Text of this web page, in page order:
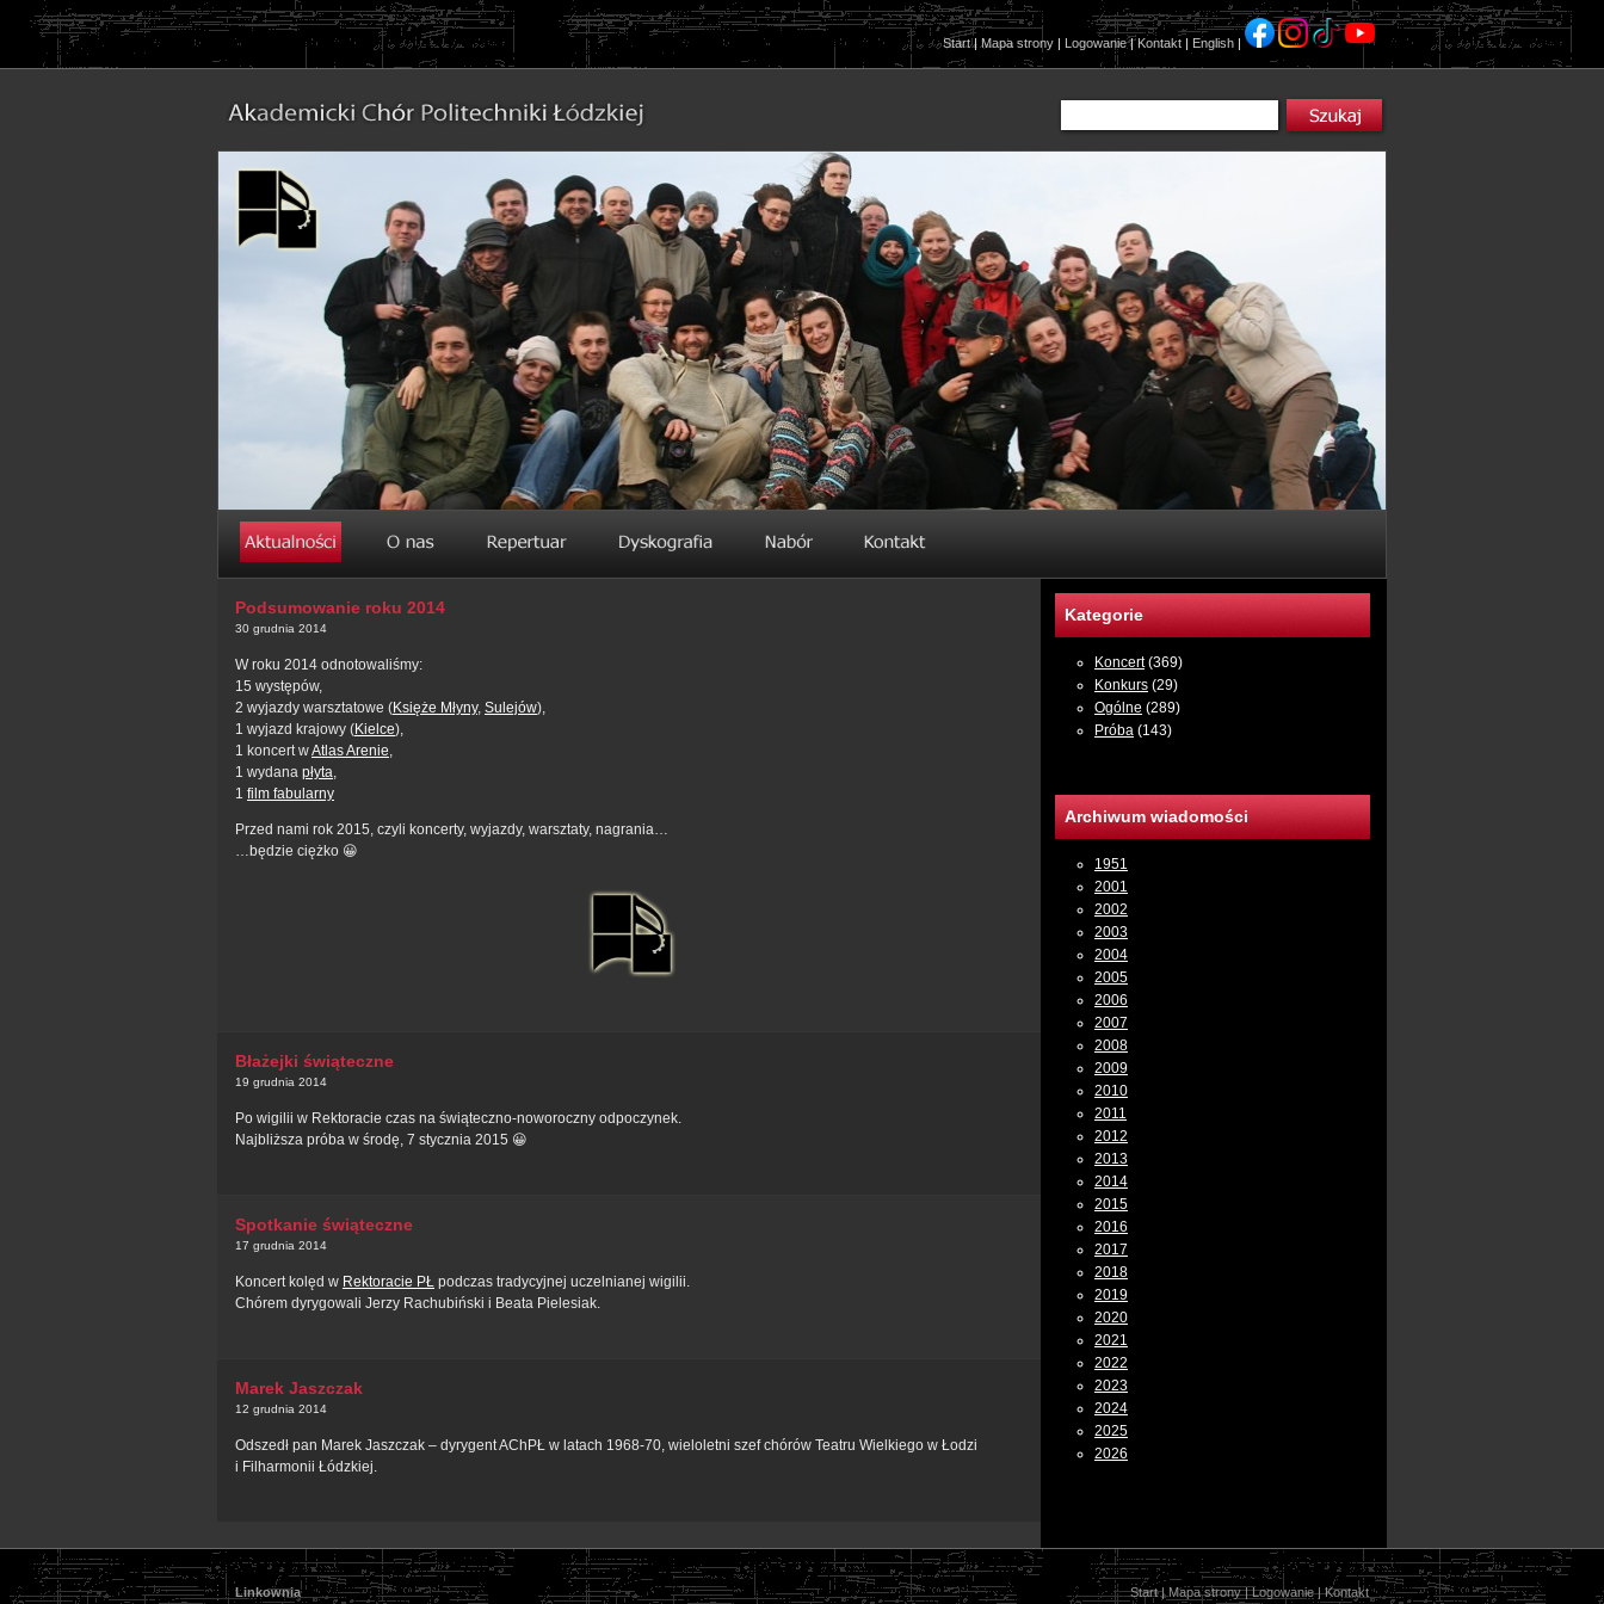
Start| Mapa strony | Logowanie|Kontakt | English |
Podsumowanie roku 2014
30 grudnia 2014
W roku 2014 odnotowaliśmy:
15 występów,
2 wyjazdy warsztatowe (Księże Młyny, Sulejów),
1 wyjazd krajowy (Kielce),
1 koncert wAtlas Arenie,
1 wydana płyta,
1 film fabularny
Przed nami rok 2015, czyli koncerty, wyjazdy, warsztaty, nagrania…
…będzie ciężko 😀
Błażejki świąteczne
19 grudnia 2014
Po wigilii w Rektoracie czas na świąteczno-noworoczny odpoczynek.
Najbliższa próba w środę, 7 stycznia 2015 😀
Spotkanie świąteczne
17 grudnia 2014
Koncert kolęd w Rektoracie PŁ podczas tradycyjnej uczelnianej wigilii.
Chórem dyrygowali Jerzy Rachubiński i Beata Pielesiak.
Marek Jaszczak
12 grudnia 2014
Odszedł pan Marek Jaszczak – dyrygent AChPŁ w latach 1968-70, wieloletni szef chórów Teatru Wielkiego w Łodzi
i Filharmonii Łódzkiej.
Kategorie
Koncert(369)
Konkurs (29)
Ogólne (289)
Próba (143)
Archiwum wiadomości
1951
2001
2002
2003
2004
2005
2006
2007
2008
2009
2010
2011
2012
2013
2014
2015
2016
2017
2018
2019
2020
2021
2022
2023
2024
2025
2026
Linkownia Start| Mapa strony|Logowanie|Kontakt